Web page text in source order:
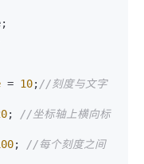
= 10; //刻度与文字
;
//坐标轴上横向标
;
//每个刻度之间